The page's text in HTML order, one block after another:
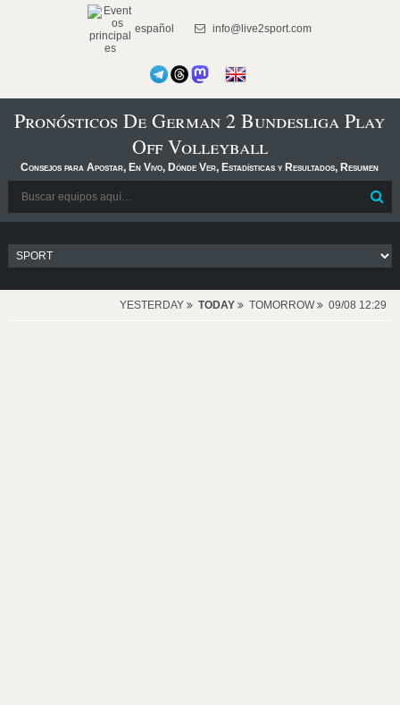
español info@live2sport.com
Pronósticos De German 2 Bundesliga Play
Off Volleyball
Consejos para Apostar, En Vivo, Dónde Ver, Estadísticas y Resultados, Resumen
YESTERDAY TODAY TOMORROW 09/08 12:29